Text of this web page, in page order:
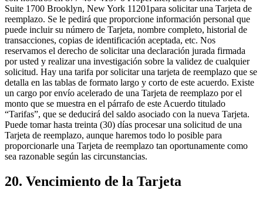
Suite 1700 Brooklyn, New York 11201para solicitar una Tarjeta de
reemplazo. Se le pedirá que proporcione información personal que
puede incluir su número de Tarjeta, nombre completo, historial de
transacciones, copias de identificación aceptada, etc. Nos
reservamos el derecho de solicitar una declaración jurada firmada
por usted y realizar una investigación sobre la validez de cualquier
solicitud. Hay una tarifa por solicitar una tarjeta de reemplazo que se
detalla en las tablas de formato largo y corto de este acuerdo. Existe
un cargo por envío acelerado de una Tarjeta de reemplazo por el
monto que se muestra en el párrafo de este Acuerdo titulado
“Tarifas”, que se deducirá del saldo asociado con la nueva Tarjeta.
Puede tomar hasta treinta (30) días procesar una solicitud de una
Tarjeta de reemplazo, aunque haremos todo lo posible para
proporcionarle una Tarjeta de reemplazo tan oportunamente como
sea razonable según las circunstancias.
20. Vencimiento de la Tarjeta